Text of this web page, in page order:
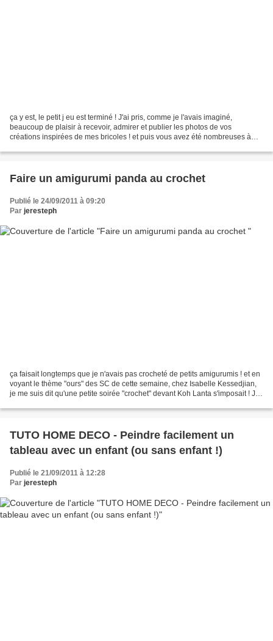
ça y est, le petit j eu est terminé ! J'ai pris, comme je l'avais imaginé,
beaucoup de plaisir à recevoir, admirer et publier les photos de vos
créations inspirées de mes bricoles ! et puis vous avez été nombreuses à
Faire un amigurumi panda au crochet
Publié le 24/09/2011 à 09:20
Par jeresteph
ça faisait longtemps que je n'avais pas crocheté de petits amigurumis ! et en
voyant le thème "ours" des SC de cette semaine, chez Isabelle Kessedjian,
je me suis dit qu'une petite soirée "crochet" devant Koh Lanta s'imposait ! J'ai
TUTO HOME DECO - Peindre facilement un
tableau avec un enfant (ou sans enfant !)
Publié le 21/09/2011 à 12:28
Par jeresteph